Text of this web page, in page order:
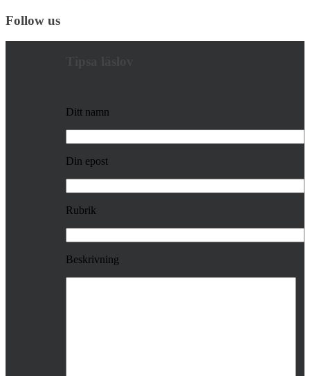
Follow us
Ditt namn
Din epost
Rubrik
Beskrivning